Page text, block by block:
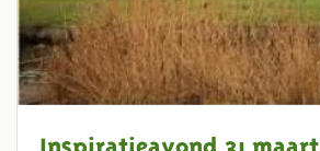
Inspiratieavond 31 maart